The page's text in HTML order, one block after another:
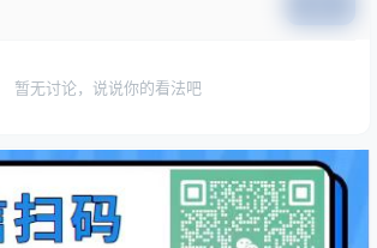
暂无讨论，说说你的看法吧